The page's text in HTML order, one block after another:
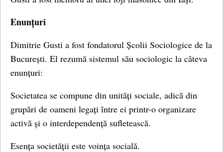
Enunțuri
Dimitrie Gusti a fost fondatorul Școlii Sociologice de la
București. El rezumă sistemul său sociologic la câteva
enunțuri:
Societatea se compune din unități sociale, adică din
grupări de oameni legați între ei printr-o organizare
activă și o interdependență sufletească.
Esența societății este voința socială.